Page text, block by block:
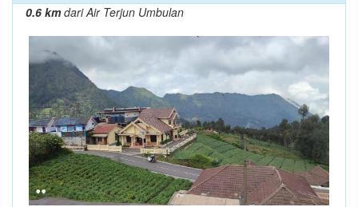
0.6 kmdari Air Terjun Umbulan